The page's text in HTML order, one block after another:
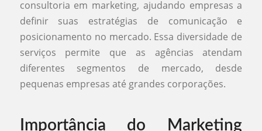
consultoria em marketing, ajudando empresas a
definir suas estratégias de comunicação e
posicionamento no mercado. Essa diversidade de
serviços permite que as agências atendam
diferentes segmentos de mercado, desde
pequenas empresas até grandes corporações.
Importância do Marketing